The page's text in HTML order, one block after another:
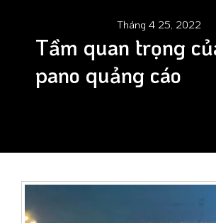
Tháng 4 25, 2022
Tầm quan trọng
pano quảng cáo